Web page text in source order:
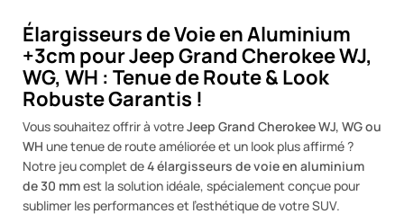
Élargisseurs de Voie en Aluminium
+3cm pour Jeep Grand Cherokee WJ,
WG, WH : Tenue de Route & Look
Robuste Garantis !
Vous souhaitez offrir à votreJeep Grand Cherokee WJ, WG ou
WH une tenue de route améliorée et un look plus affirmé ?
Notre jeu complet de4 élargisseurs de voie en aluminium
de 30 mmest la solution idéale, spécialement conçue pour
sublimer les performances et l'esthétique de votre SUV.